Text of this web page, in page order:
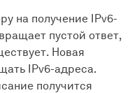
на получение IPv6-
пустой ответ,
Новая
IPv6-адреса.
получится